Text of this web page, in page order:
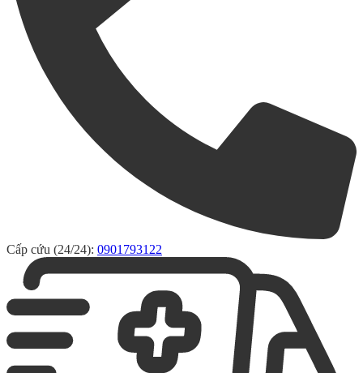
Cấp cứu (24/24): 0901793122